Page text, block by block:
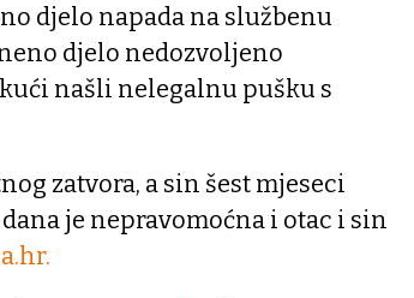
djelo napada na službenu
djelo nedozvoljeno
našli nelegalnu pušku s
zatvora, a sin šest mjeseci
je nepravomoćna i otac i sin